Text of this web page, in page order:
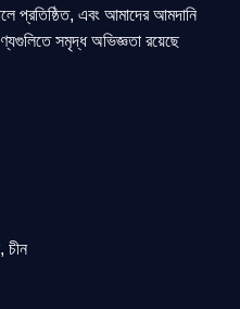
প্রতিষ্ঠিত, এবং আমাদের আমদানি
সমৃদ্ধ অভিজ্ঞতা রয়েছে
চীন